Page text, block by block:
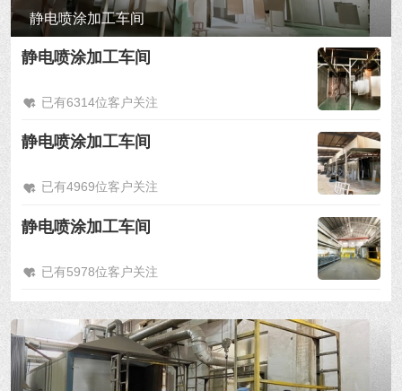
静电喷涂加工车间
静电喷涂加工车间
已有6314位客户关注
静电喷涂加工车间
已有4969位客户关注
静电喷涂加工车间
已有5978位客户关注